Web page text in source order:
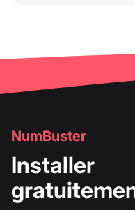
NumBuster
Installer